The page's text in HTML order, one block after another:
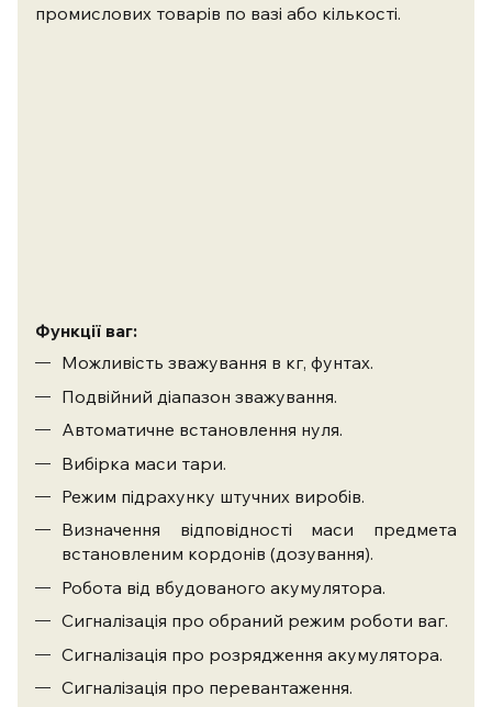
промислових товарів по вазі або кількості.
Функції ваг:
Можливість зважування в кг, фунтах.
Подвійний діапазон зважування.
Автоматичне встановлення нуля.
Вибірка маси тари.
Режим підрахунку штучних виробів.
Визначення відповідності маси предмета
встановленим кордонів (дозування).
Робота від вбудованого акумулятора.
Сигналізація про обраний режим роботи ваг.
Сигналізація про розрядження акумулятора.
Сигналізація про перевантаження.